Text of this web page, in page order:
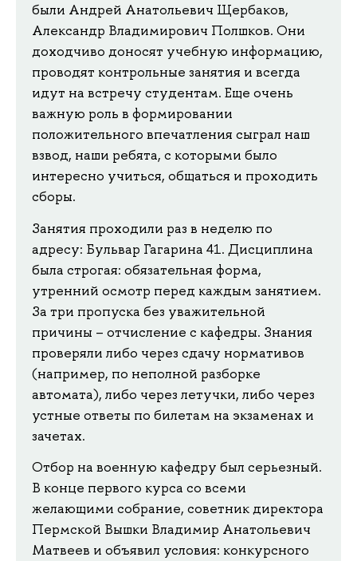
были Андрей Анатольевич Щербаков,
Александр Владимирович Полшков. Они
доходчиво доносят учебную информацию,
проводят контрольные занятия и всегда
идут на встречу студентам. Еще очень
важную роль в формировании
положительного впечатления сыграл наш
взвод, наши ребята, с которыми было
интересно учиться, общаться и проходить
сборы.
Занятия проходили раз в неделю по
адресу: Бульвар Гагарина 41. Дисциплина
была строгая: обязательная форма,
утренний осмотр перед каждым занятием.
За три пропуска без уважительной
причины – отчисление с кафедры. Знания
проверяли либо через сдачу нормативов
(например, по неполной разборке
автомата), либо через летучки, либо через
устные ответы по билетам на экзаменах и
зачетах.
Отбор на военную кафедру был серьезный.
В конце первого курса со всеми
желающими собрание, советник директора
Пермской Вышки Владимир Анатольевич
Матвеев и объявил условия: конкурсного